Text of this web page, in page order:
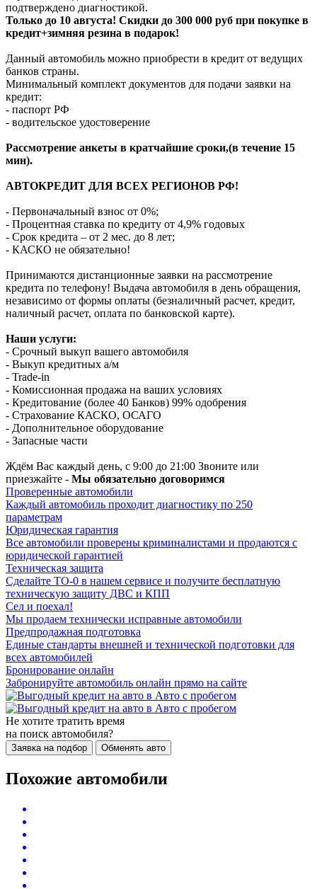
подтверждено диагностикой.
Только до 10 августа! Скидки до 300 000 руб при покупке в
кредит+зимняя резина в подарок!
Данный автомобиль можно приобрести в кредит от ведущих
банков страны.
Минимальный комплект документов для подачи заявки на
кредит:
- паспорт РФ
- водительское удостоверение
Рассмотрение анкеты в кратчайшие сроки,(в течение 15
мин).
АВТОКРЕДИТ ДЛЯ ВСЕХ РЕГИОНОВ РФ!
- Первоначальный взнос от 0%;
- Процентная ставка по кредиту от 4,9% годовых
- Срок кредита – от 2 мес. до 8 лет;
- КАСКО не обязательно!
Принимаются дистанционные заявки на рассмотрение
кредита по телефону! Выдача автомобиля в день обращения,
независимо от формы оплаты (безналичный расчет, кредит,
наличный расчет, оплата по банковской карте).
Наши услуги:
- Срочный выкуп вашего автомобиля
- Выкуп кредитных а/м
- Trade-in
- Комиссионная продажа на ваших условиях
- Кредитование (более 40 Банков) 99% одобрения
- Страхование КАСКО, ОСАГО
- Дополнительное оборудование
- Запасные части
Ждём Вас каждый день, с 9:00 до 21:00 Звоните или
приезжайте - Мы обязательно договоримся
Проверенные автомобили
Каждый автомобиль проходит диагностику по 250
параметрам
Юридическая гарантия
Все автомобили проверены криминалистами и продаются с
юридической гарантией
Техническая защита
Сделайте ТО-0 в нашем сервисе и получите бесплатную
техническую защиту ДВС и КПП
Сел и поехал!
Мы продаем технически исправные автомобили
Предпродажная подготовка
Единые стандарты внешней и технической подготовки для
всех автомобилей
Бронирование онлайн
Забронируйте автомобиль онлайн прямо на сайте
Не хотите тратить время
на поиск автомобиля?
Заявка на подбор Обменять авто
Похожие автомобили